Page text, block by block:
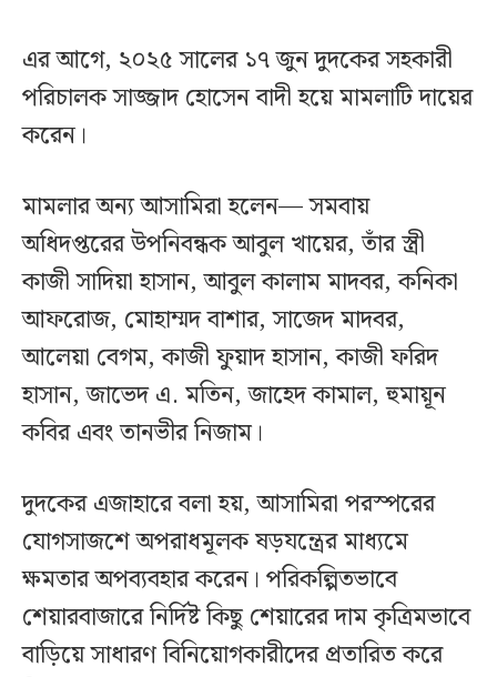
এর আগে, ২০২৫ সালের ১৭ জুন দুদকের সহকারী
পরিচালক সাজ্জাদ হোসেন বাদী হয়ে মামলাটি দায়ের
করেন।
মামলার অন্য আসামিরা হলেন— সমবায়
অধিদপ্তরের উপনিবন্ধক আবুল খায়ের, তাঁর স্ত্রী
কাজী সাদিয়া হাসান, আবুল কালাম মাদবর, কনিকা
আফরোজ, মোহাম্মদ বাশার, সাজেদ মাদবর,
আলেয়া বেগম, কাজী ফুয়াদ হাসান, কাজী ফরিদ
হাসান, জাভেদ এ. মতিন, জাহেদ কামাল, হুমায়ূন
কবির এবং তানভীর নিজাম।
দুদকের এজাহারে বলা হয়, আসামিরা পরস্পরের
যোগসাজশে অপরাধমূলক ষড়যন্ত্রের মাধ্যমে
ক্ষমতার অপব্যবহার করেন। পরিকল্পিতভাবে
শেয়ারবাজারে নির্দিষ্ট কিছু শেয়ারের দাম কৃত্রিমভাবে
বাড়িয়ে সাধারণ বিনিয়োগকারীদের প্রতারিত করে